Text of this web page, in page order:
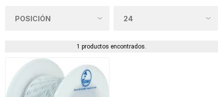
1 productos encontrados.